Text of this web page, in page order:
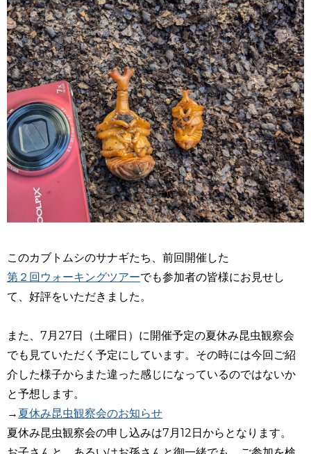
このカブトムシのサナギたち、前回開催した
第２回ウォーキングツアーでも参加者の皆様にお見せし
て、好評をいただきました。
また、7月27日（土曜日）に開催予定の夏休み昆虫観察会
でも見ていただく予定にしています。その時には今回ご紹
介した様子からまた違った感じになっているのではないか
と予想します。
→ 夏休み昆虫観察会のお知らせ
夏休み昆虫観察会の申し込みは7月12日からとなります。